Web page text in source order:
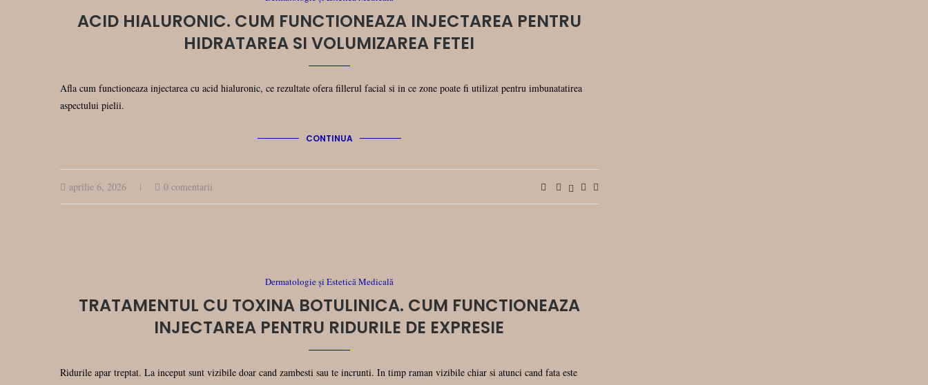
ACID HIALURONIC. CUM FUNCTIONEAZA INJECTAREA PENTRU
HIDRATAREA SI VOLUMIZAREA FETEI
Afla cum functioneaza injectarea cu acid hialuronic, ce rezultate ofera fillerul facial si in ce zone poate fi utilizat pentru imbunatatirea
aspectului pielii.
CONTINUA
aprilie 6, 2026 0 comentarii
Dermatologie și Estetică Medicală
TRATAMENTUL CU TOXINA BOTULINICA. CUM FUNCTIONEAZA
INJECTAREA PENTRU RIDURILE DE EXPRESIE
Ridurile apar treptat. La inceput sunt vizibile doar cand zambesti sau te incrunti. In timp raman vizibile chiar si atunci cand fata este